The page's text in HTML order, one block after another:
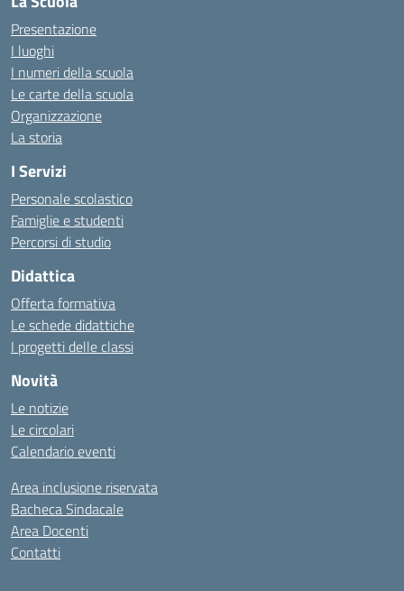
Presentazione
I luoghi
I numeri della scuola
Le carte della scuola
Organizzazione
La storia
I Servizi
Personale scolastico
Famiglie e studenti
Percorsi di studio
Didattica
Offerta formativa
Le schede didattiche
I progetti delle classi
Novità
Le notizie
Le circolari
Calendario eventi
Area inclusione riservata
Bacheca Sindacale
Area Docenti
Contatti